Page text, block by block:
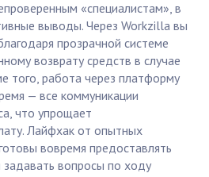
«специалистам», в
выводы. Через Workzilla вы
прозрачной системе
возврату средств в случае
того, работа через платформу
— все коммуникации
что упрощает
Лайфхак от опытных
вовремя предоставлять
вопросы по ходу